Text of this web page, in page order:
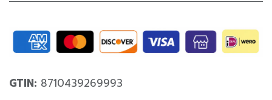
GTIN: 8710439269993